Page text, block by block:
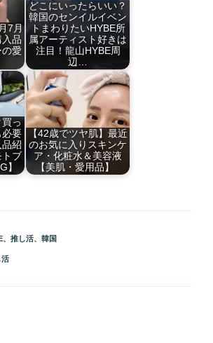
7月
品
愛
どこにいったらいい？
韓国のセンイルイベン
トまわりたいHYBE所
属アーティスト好きは
注目！龍山HYBE周
辺…
買っ
必要
紹
ブ
】
【42歳でツヤ肌】最近
のお気に入りスキンケ
ア・化粧水＆美容液
【美肌・愛用品】
、 推し活、 韓国